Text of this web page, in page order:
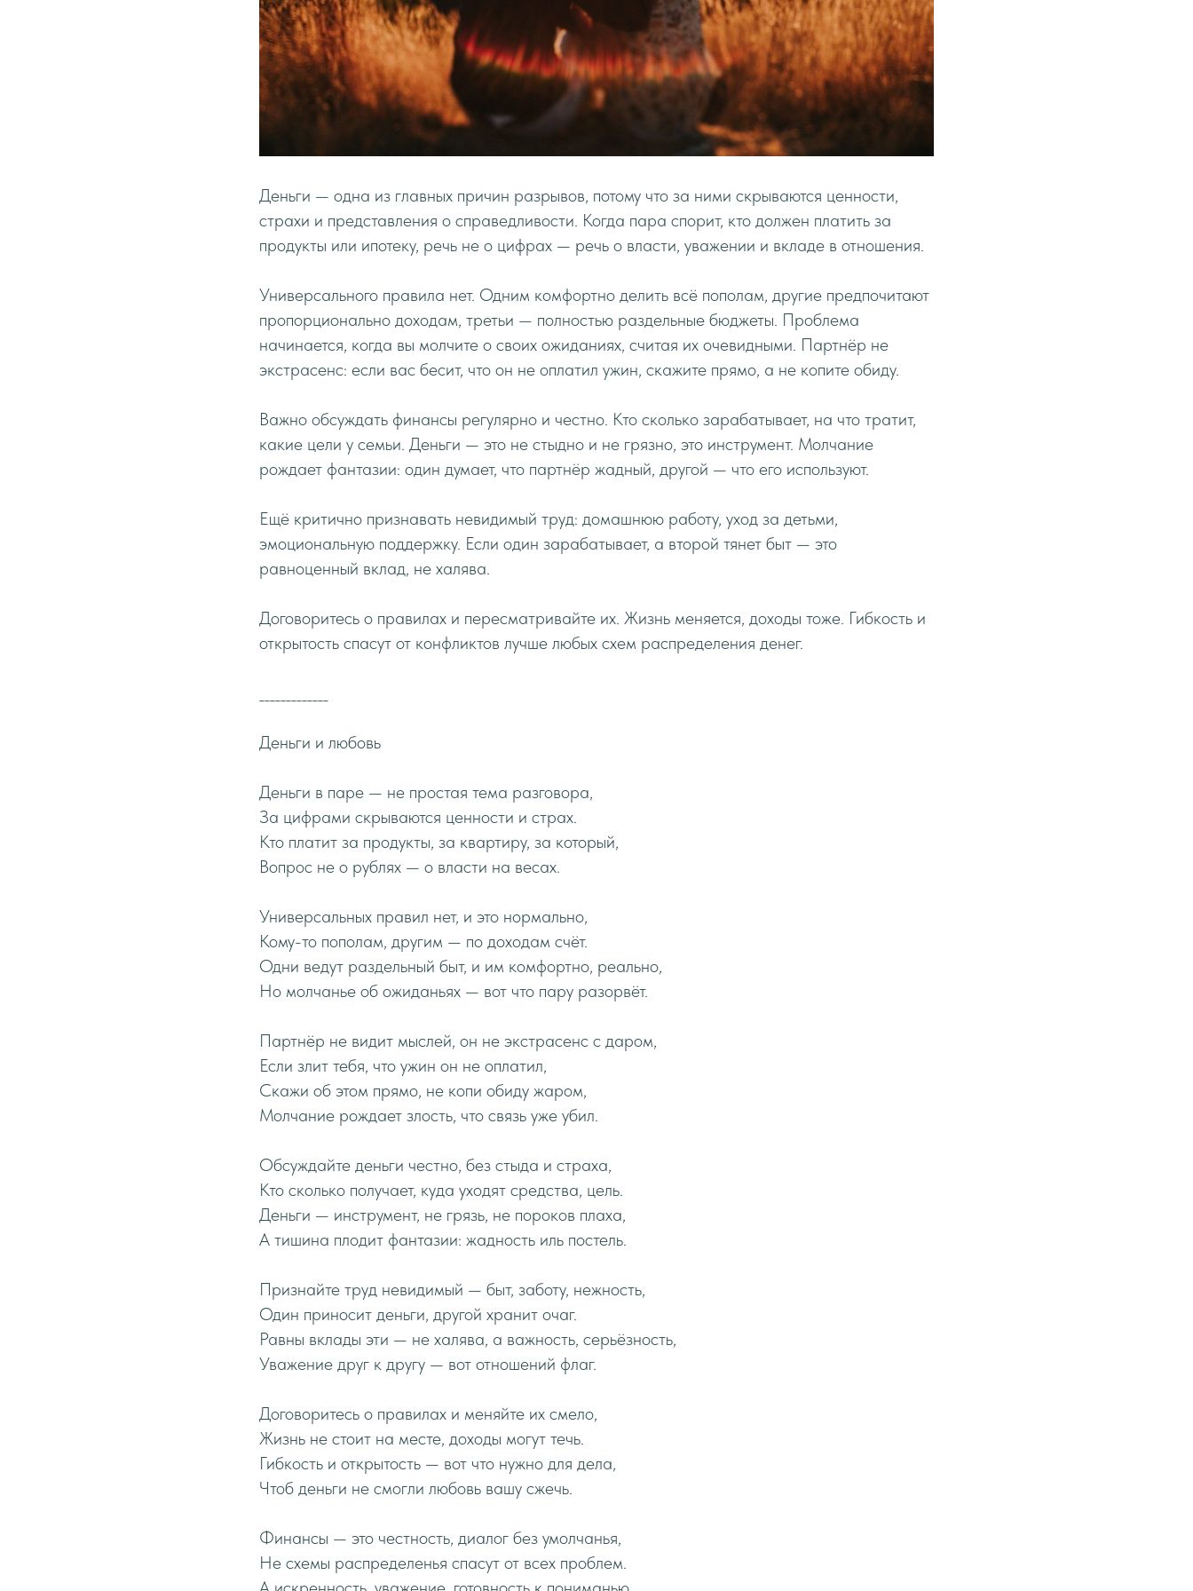
Деньги — одна из главных причин разрывов, потому что за ними скрываются ценности,
страхи и представления о справедливости. Когда пара спорит, кто должен платить за
продукты или ипотеку, речь не о цифрах — речь о власти, уважении и вкладе в отношения.
Универсального правила нет. Одним комфортно делить всё пополам, другие предпочитают
пропорционально доходам, третьи — полностью раздельные бюджеты. Проблема
начинается, когда вы молчите о своих ожиданиях, считая их очевидными. Партнёр не
экстрасенс: если вас бесит, что он не оплатил ужин, скажите прямо, а не копите обиду.
Важно обсуждать финансы регулярно и честно. Кто сколько зарабатывает, на что тратит,
какие цели у семьи. Деньги — это не стыдно и не грязно, это инструмент. Молчание
рождает фантазии: один думает, что партнёр жадный, другой — что его используют.
Ещё критично признавать невидимый труд: домашнюю работу, уход за детьми,
эмоциональную поддержку. Если один зарабатывает, а второй тянет быт — это
равноценный вклад, не халява.
Договоритесь о правилах и пересматривайте их. Жизнь меняется, доходы тоже. Гибкость и
открытость спасут от конфликтов лучше любых схем распределения денег.
Деньги и любовь
Деньги в паре — не простая тема разговора,
За цифрами скрываются ценности и страх.
Кто платит за продукты, за квартиру, за который,
Вопрос не о рублях — о власти на весах.
Универсальных правил нет, и это нормально,
Кому-то пополам, другим — по доходам счёт.
Одни ведут раздельный быт, и им комфортно, реально,
Но молчанье об ожиданьях — вот что пару разорвёт.
Партнёр не видит мыслей, он не экстрасенс с даром,
Если злит тебя, что ужин он не оплатил,
Скажи об этом прямо, не копи обиду жаром,
Молчание рождает злость, что связь уже убил.
Обсуждайте деньги честно, без стыда и страха,
Кто сколько получает, куда уходят средства, цель.
Деньги — инструмент, не грязь, не пороков плаха,
А тишина плодит фантазии: жадность иль постель.
Признайте труд невидимый — быт, заботу, нежность,
Один приносит деньги, другой хранит очаг.
Равны вклады эти — не халява, а важность, серьёзность,
Уважение друг к другу — вот отношений флаг.
Договоритесь о правилах и меняйте их смело,
Жизнь не стоит на месте, доходы могут течь.
Гибкость и открытость — вот что нужно для дела,
Чтоб деньги не смогли любовь вашу сжечь.
Финансы — это честность, диалог без умолчанья,
Не схемы распределенья спасут от всех проблем.